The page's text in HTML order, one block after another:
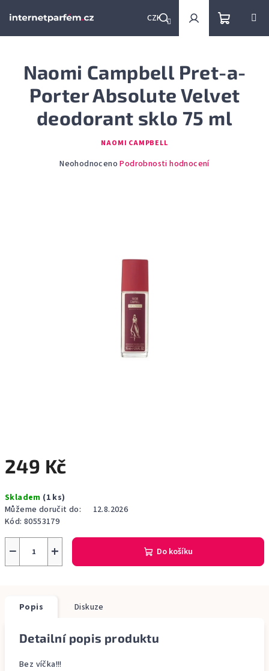
CZK
Hledat PřihlášeníNákupní
košík
249 Kč
cena:
Skladem (1 ks)
Můžeme doručit do:
12.8.2026
Kód: 80553179
+
− Do košíku
Naomi Campbell Pret-a-
Porter Absolute Velvet
deodorant sklo 75 ml
NAOMI CAMPBELL
Průměrné
Neohodnoceno Podrobnosti hodnocení
Popis Diskuze
Detailní popis produktu
Bez víčka!!!